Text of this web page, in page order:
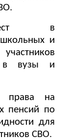
мест в
и
в вузы и
права на
пенсий по
для
СВО.